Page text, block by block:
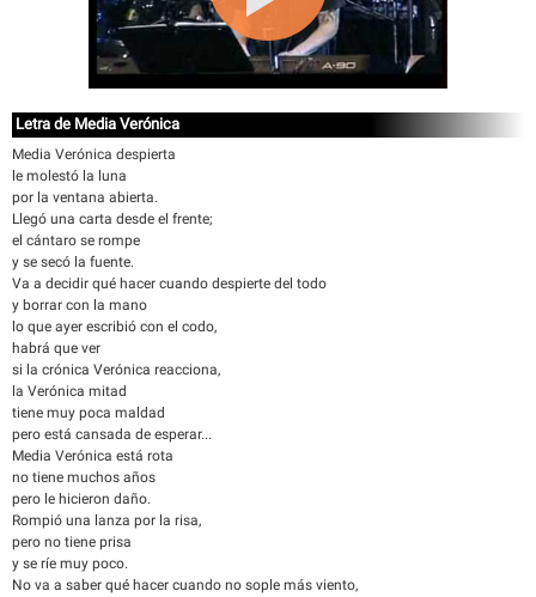
Letra de Media Verónica
Media Verónica despierta
le molestó la luna
por la ventana abierta.
Llegó una carta desde el frente;
el cántaro se rompe
y se secó la fuente.
Va a decidir qué hacer cuando despierte del todo
y borrar con la mano
lo que ayer escribió con el codo,
habrá que ver
si la crónica Verónica reacciona,
la Verónica mitad
tiene muy poca maldad
pero está cansada de esperar...
Media Verónica está rota
no tiene muchos años
pero le hicieron daño.
Rompió una lanza por la risa,
pero no tiene prisa
y se ríe muy poco.
No va a saber qué hacer cuando no sople más viento,